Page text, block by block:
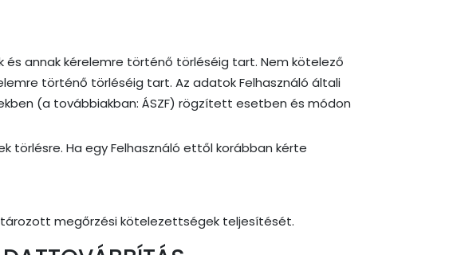
annak kérelemre történő törléséig tart. Nem kötelező
történő törléséig tart. Az adatok Felhasználó általi
(a továbbiakban: ÁSZF) rögzített esetben és módon
törlésre. Ha egy Felhasználó ettől korábban kérte
megőrzési kötelezettségek teljesítését.